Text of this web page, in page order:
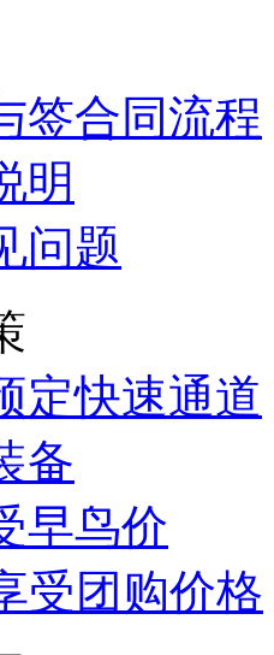
签合同流程
明
问题
定快速通道
备
早鸟价
受团购价格